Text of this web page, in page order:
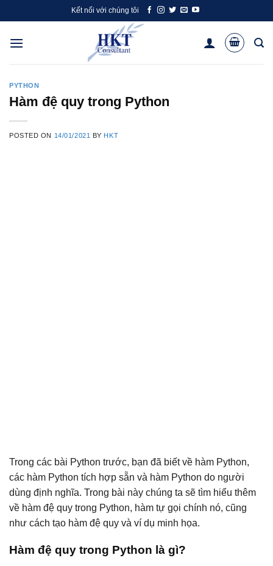
to
content
Kết nối với chúng tôi
PYTHON
Hàm đệ quy trong Python
POSTED ON 14/01/2021 BY HKT
Trong các bài Python trước, bạn đã biết về hàm Python,
các hàm Python tích hợp sẵn và hàm Python do người
dùng định nghĩa. Trong bài này chúng ta sẽ tìm hiểu thêm
về hàm đệ quy trong Python, hàm tự gọi chính nó, cũng
như cách tạo hàm đệ quy và ví dụ minh họa.
Hàm đệ quy trong Python là gì?